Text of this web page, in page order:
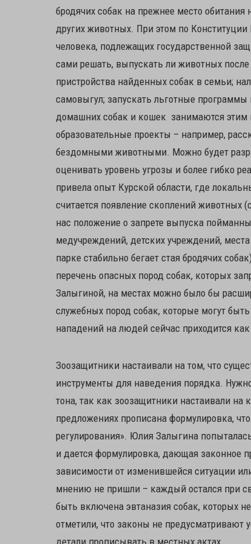
бродячих собак на прежнее место
других животных. При этом по
человека, подлежащих государственной
сами решать, выпускать ли животных
пристройства найденных собак в семьи;
самовыгул; запускать льготные
домашних собак и кошек занимаются этим
образовательные проекты – например,
бездомными животными. Можно будет
оценивать уровень угрозы и более гибко
привела опыт Курской области, где
считается появление скоплений животных
нас положение о запрете выпуска
медучреждений, детских учреждений,
парке стабильно бегает стая бродячих
перечень опасных пород собак, которых
Залыгиной, на местах можно было бы
служебных пород собак, которые могут
нападений на людей сейчас приходится
Зоозащитники настаивали на том, что
инструменты для наведения порядка.
тона, так как зоозащитники настаивали на
предложениях прописана формулировка,
регулирования». Юлия Залыгина
и дается формулировка, дающая законное
зависимости от изменившейся ситуации
мнению не пришли – каждый остался при
быть включена эвтаназия собак, которых
отметили, что законы не предусматривают
детали прописывать в местных актах.